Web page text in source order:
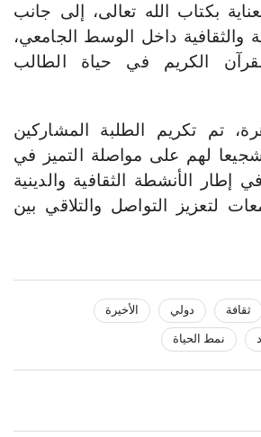
بكتاب الله تعالى، إلى جانب
والثقافية داخل الوسط الجامعي،
الكريم في حياة الطالب
تم تكريم الطلبة المشاركين
لهم على مواصلة التميز في
إطار الأنشطة الثقافية والدينية
لتعزيز التواصل والتلاقي بين
ثقافة دولي الأخيرة
نمط الحياة